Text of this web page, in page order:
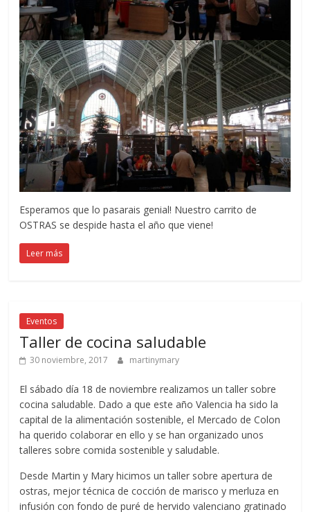
Esperamos que lo pasarais genial! Nuestro carrito de
OSTRAS se despide hasta el año que viene!
Leer más
Eventos
Taller de cocina saludable
30 noviembre, 2017 martinymary
El sábado día 18 de noviembre realizamos un taller sobre
cocina saludable. Dado a que este año Valencia ha sido la
capital de la alimentación sostenible, el Mercado de Colon
ha querido colaborar en ello y se han organizado unos
talleres sobre comida sostenible y saludable.
Desde Martin y Mary hicimos un taller sobre apertura de
ostras, mejor técnica de cocción de marisco y merluza en
infusión con fondo de puré de hervido valenciano gratinado